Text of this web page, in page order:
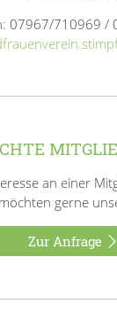
07967/710969 /
an einer
gerne
Zur Anfrage